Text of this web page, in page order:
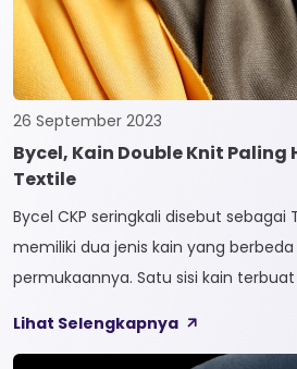
26 September 2023
Bycel, Kain Double Knit Paling
Textile
Bycel CKP seringkali disebut sebagai
memiliki dua jenis kain yang
permukaannya. Satu sisi kain terbuat
Bycel merupakan kain High-End
Lihat Selengkapnya